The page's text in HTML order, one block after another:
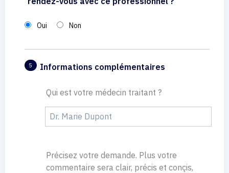
Oui Non
5 Informations complémentaires
Qui est votre médecin traitant ?
Précisez votre demande. Plus votre
commentaire sera clair, précis et conçis,